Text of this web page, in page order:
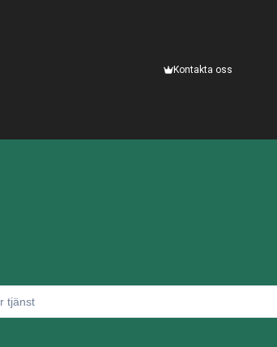
Kontakta oss